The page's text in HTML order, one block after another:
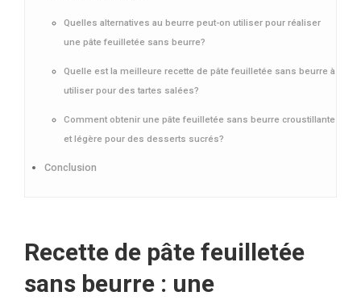
Quelles alternatives au beurre peut-on utiliser pour réaliser
une pâte feuilletée sans beurre?
Quelle est la meilleure recette de pâte feuilletée sans beurre à
utiliser pour des tartes salées?
Comment obtenir une pâte feuilletée sans beurre croustillante
et légère pour des desserts sucrés?
Conclusion
Recette de pâte feuilletée
sans beurre : une